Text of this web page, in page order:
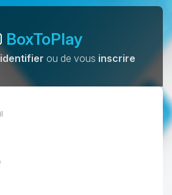
BoxToPlay
identifier ou de vous inscrire